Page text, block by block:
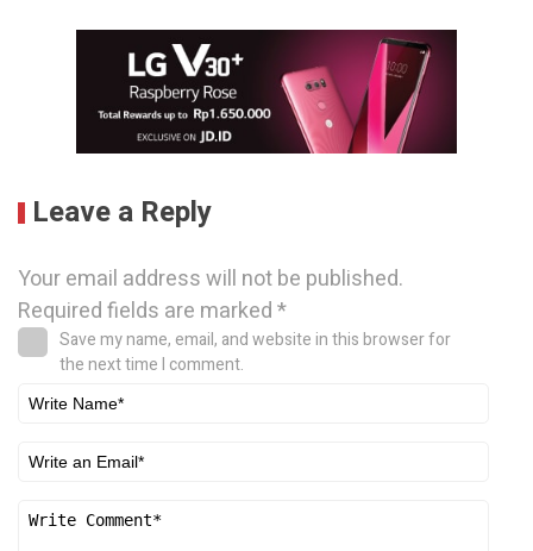
Leave a Reply
Your email address will not be published.
Required fields are marked*
Save my name, email, and website in this browser for
the next time I comment.